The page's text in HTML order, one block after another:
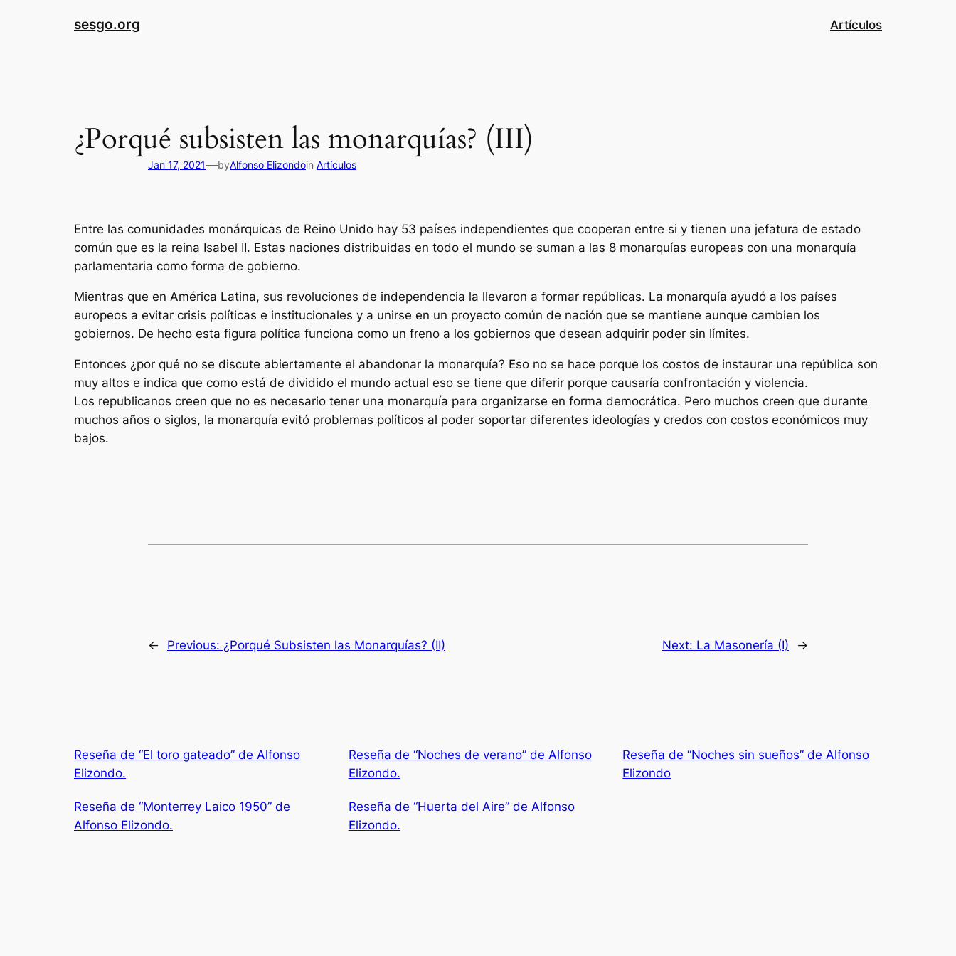
sesgo.org Artículos
¿Porqué subsisten las monarquías? (III)
Jan 17, 2021—byAlfonso Elizondoin Artículos
Entre las comunidades monárquicas de Reino Unido hay 53 países independientes que cooperan entre si y tienen una jefatura de estado
común que es la reina Isabel II. Estas naciones distribuidas en todo el mundo se suman a las 8 monarquías europeas con una monarquía
parlamentaria como forma de gobierno.
Mientras que en América Latina, sus revoluciones de independencia la llevaron a formar repúblicas. La monarquía ayudó a los países
europeos a evitar crisis políticas e institucionales y a unirse en un proyecto común de nación que se mantiene aunque cambien los
gobiernos. De hecho esta figura política funciona como un freno a los gobiernos que desean adquirir poder sin límites.
Entonces ¿por qué no se discute abiertamente el abandonar la monarquía? Eso no se hace porque los costos de instaurar una república son
muy altos e indica que como está de dividido el mundo actual eso se tiene que diferir porque causaría confrontación y violencia.
Los republicanos creen que no es necesario tener una monarquía para organizarse en forma democrática. Pero muchos creen que durante
muchos años o siglos, la monarquía evitó problemas políticos al poder soportar diferentes ideologías y credos con costos económicos muy
bajos.
← Previous: ¿Porqué Subsisten las Monarquías? (II) Next: La Masonería (I) →
Reseña de “El toro gateado” de Alfonso
Elizondo.
Reseña de “Noches de verano” de Alfonso
Elizondo.
Reseña de “Noches sin sueños” de Alfonso
Elizondo
Reseña de “Monterrey Laico 1950” de
Alfonso Elizondo.
Reseña de “Huerta del Aire” de Alfonso
Elizondo.